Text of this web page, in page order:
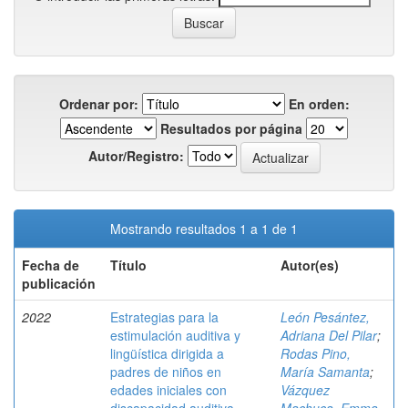
Ordenar por:
En orden:
Resultados por página
Autor/Registro:
Mostrando resultados 1 a 1 de 1
Fecha de
publicación
Título Autor(es)
2022
Estrategias para la
estimulación auditiva y
lingüística dirigida a
padres de niños en
edades iniciales con
León Pesántez,
Adriana Del Pilar;
Rodas Pino,
María Samanta;
Vázquez